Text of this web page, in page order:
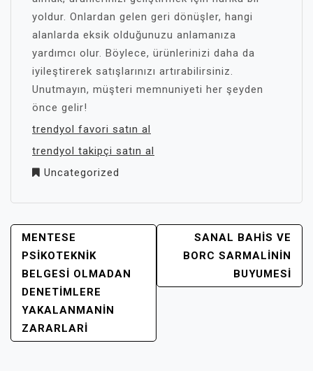
yoldur. Onlardan gelen geri dönüşler, hangi
alanlarda eksik olduğunuzu anlamanıza
yardımcı olur. Böylece, ürünlerinizi daha da
iyileştirerek satışlarınızı artırabilirsiniz.
Unutmayın, müşteri memnuniyeti her şeyden
önce gelir!
trendyol favori satın al
trendyol takipçi satın al
Uncategorized
YAZI
GEZINMESI
MENTESE
PSIKOTEKNIK
BELGESI OLMADAN
DENETIMLERE
YAKALANMANIN
ZARARLARI
SANAL BAHIS VE
BORC SARMALININ
BUYUMESI